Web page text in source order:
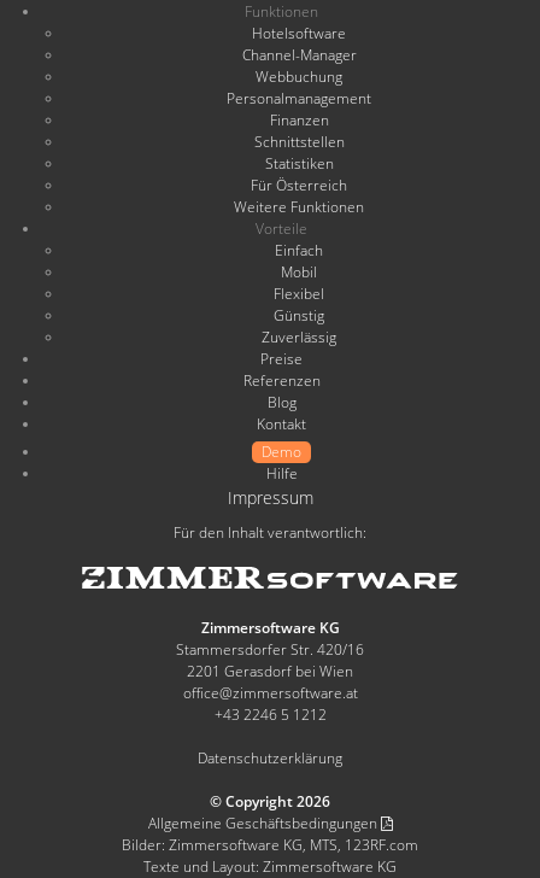
Funktionen
Hotelsoftware
Channel-Manager
Webbuchung
Personalmanagement
Finanzen
Schnittstellen
Statistiken
Für Österreich
Weitere Funktionen
Vorteile
Einfach
Mobil
Flexibel
Günstig
Zuverlässig
Preise
Referenzen
Blog
Kontakt
Demo
Hilfe
Impressum
Für den Inhalt verantwortlich:
Zimmersoftware KG
Stammersdorfer Str. 420/16
2201 Gerasdorf bei Wien
office@zimmersoftware.at
+43 2246 5 1212
Datenschutzerklärung
© Copyright 2026
Allgemeine Geschäftsbedingungen
Bilder: Zimmersoftware KG, MTS, 123RF.com
Texte und Layout: Zimmersoftware KG